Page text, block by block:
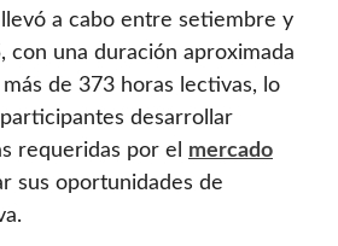
llevó a cabo entre setiembre y
con una duración aproximada
de 373 horas lectivas, lo
desarrollar
requeridas por el mercado
sus oportunidades de